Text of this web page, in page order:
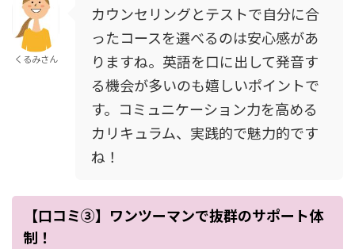
くるみさん
カウンセリングとテストで自分に合
ったコースを選べるのは安心感があ
りますね。英語を口に出して発音す
る機会が多いのも嬉しいポイントで
す。コミュニケーション力を高める
カリキュラム、実践的で魅力的です
ね！
【口コミ③】ワンツーマンで抜群のサポート体
制！